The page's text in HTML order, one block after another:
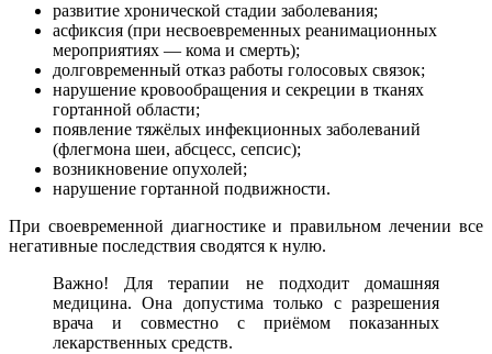
развитие хронической стадии заболевания;
асфиксия (при несвоевременных реанимационных
мероприятиях — кома и смерть);
долговременный отказ работы голосовых связок;
нарушение кровообращения и секреции в тканях
гортанной области;
появление тяжёлых инфекционных заболеваний
(флегмона шеи, абсцесс, сепсис);
возникновение опухолей;
нарушение гортанной подвижности.
При своевременной диагностике и правильном лечении все
негативные последствия сводятся к нулю.
Важно! Для терапии не подходит домашняя
медицина. Она допустима только с разрешения
врача и совместно с приёмом показанных
лекарственных средств.